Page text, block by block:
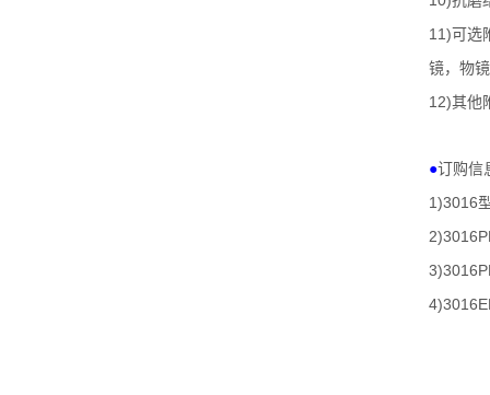
11) 可选
镜，物镜
12)其他
●订购信
1)3016